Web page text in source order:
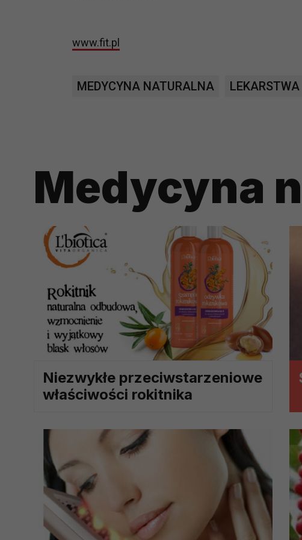
www.fit.pl
MEDYCYNA NATURALNA LEKARSTWA
Medycyna
Niezwykłe przeciwstarzeniowe
właściwości rokitnika
obowiązującego prawa np. sądy lub
prawną. Pragniemy też wspomnieć, że
szczegółowo tutaj.
Jakie są podstawy prawne
Każde przetwarzanie Twoich danych
Podstawą prawną przetwarzania
analizowania ich i udoskonalania oraz
(tymi umowami są zazwyczaj
prawną dla pomiarów statystycznych i
Przetwarzanie Twoich danych w
zgody.